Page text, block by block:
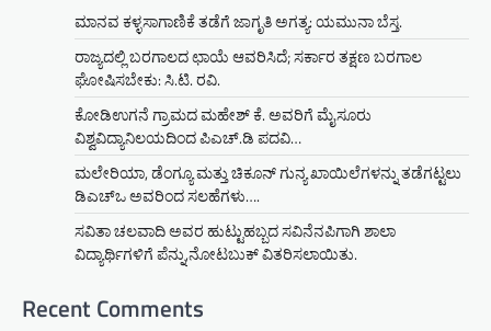
ಮಾನವ ಕಳ್ಳಸಾಗಾಣಿಕೆ ತಡೆಗೆ ಜಾಗೃತಿ ಅಗತ್ಯ: ಯಮುನಾ ಬೆಸ್ತ.
ರಾಜ್ಯದಲ್ಲಿ ಬರಗಾಲದ ಛಾಯೆ ಆವರಿಸಿದೆ; ಸರ್ಕಾರ ತಕ್ಷಣ ಬರಗಾಲ
ಘೋಷಿಸಬೇಕು: ಸಿ.ಟಿ. ರವಿ.
ಕೋಡಿಉಗನೆ ಗ್ರಾಮದ ಮಹೇಶ್ ಕೆ. ಅವರಿಗೆ ಮೈಸೂರು
ವಿಶ್ವವಿದ್ಯಾನಿಲಯದಿಂದ ಪಿಎಚ್.ಡಿ ಪದವಿ…
ಮಲೇರಿಯಾ, ಡೆಂಗ್ಯೂ ಮತ್ತು ಚಿಕೂನ್ ಗುನ್ಯ ಖಾಯಿಲೆಗಳನ್ನು ತಡೆಗಟ್ಟಲು
ಡಿಎಚ್‌ಒ ಅವರಿಂದ ಸಲಹೆಗಳು….
ಸವಿತಾ ಚಲವಾದಿ ಅವರ ಹುಟ್ಟುಹಬ್ಬದ ಸವಿನೆನಪಿಗಾಗಿ ಶಾಲಾ
ವಿದ್ಯಾರ್ಥಿಗಳಿಗೆ ಪೆನ್ನು,ನೋಟಬುಕ್ ವಿತರಿಸಲಾಯಿತು.
Recent Comments